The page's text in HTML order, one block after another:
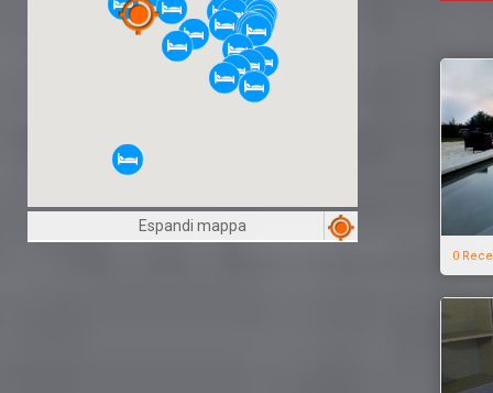
Clicca su una risorsa nella mappa
per visualizzare le informazioni
Espandi mappa
0